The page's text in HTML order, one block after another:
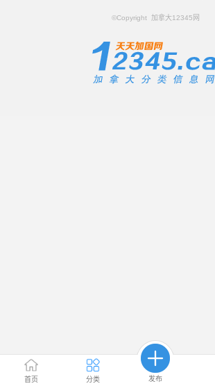
首页 分类 发布
©Copyright 加拿大12345网